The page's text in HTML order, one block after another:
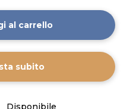
al carrello
subito
Disponibile